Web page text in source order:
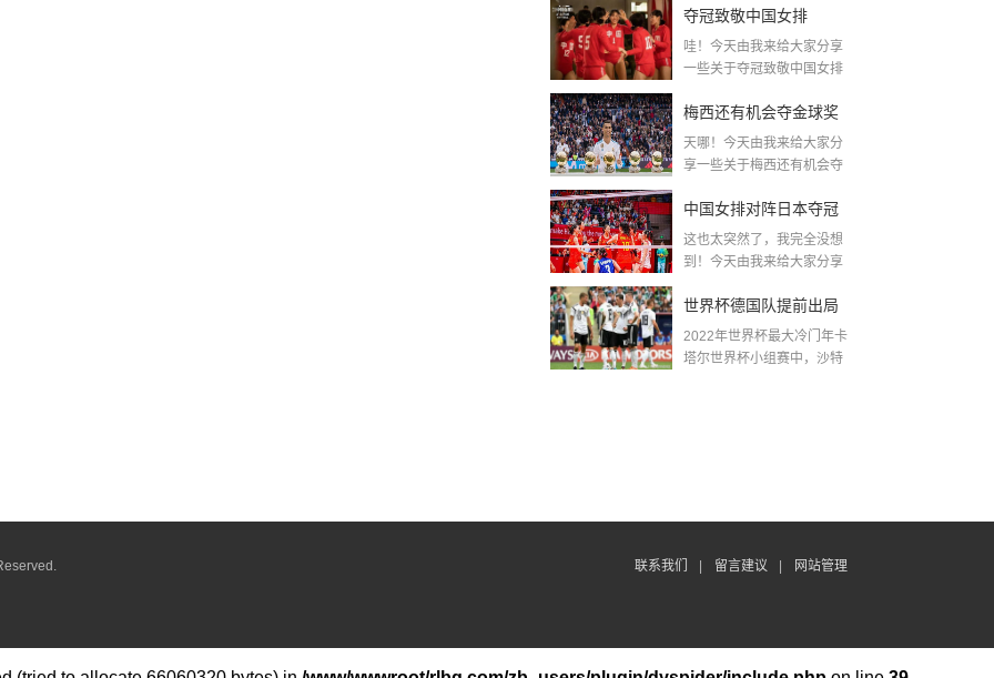
夺冠致敬中国女排
〖2020关于电影 夺冠 观
哇！今天由我来给大家分享
一些关于夺冠致敬中国女排
梅西还有机会夺金球奖
〖梅老七什么梗〗
天哪！今天由我来给大家分
享一些关于梅西还有机会夺
中国女排对阵日本夺冠
了吗〖中国女排3 0复仇
这也太突然了，我完全没想
到！今天由我来给大家分享
世界杯德国队提前出局
吗,2018年世界杯德国战
2022年世界杯最大冷门年卡
塔尔世界杯小组赛中，沙特
联系我们 留言建议 网站管理